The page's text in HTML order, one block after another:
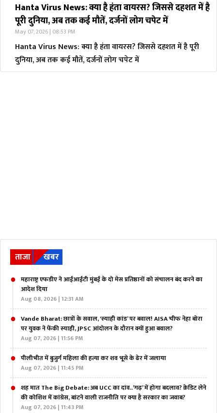
Hanta Virus News: क्या है हंता वायरस? जिससे दहशत में है
पूरी दुनिया, अब तक कई मौतें, दर्जनों लोग चपेट में
May 07, 2026 | 08:53 PM
Hanta Virus News: क्या है हंता वायरस? जिससे दहशत में है पूरी
दुनिया, अब तक कई मौतें, दर्जनों लोग चपेट में
ताजा खबर
महाराष्ट्र एफडीए ने आईआईटी मुंबई के दो मेस प्रतिष्ठानों को संचालन बंद करने का
आदेश दिया
Aug 08, 2026 | 12:31 AM
Vande Bharat: छात्रों के सवाल, ‘स्याही कांड’ पर बवाल! AISA चीफ नेहा बोरा
पर युवक ने फेंकी स्याही, JPSC आंदोलन के दौरान क्यों हुआ बवाल?
Aug 07, 2026 | 11:56 PM
पीलीभीत में बुजुर्ग महिला की हत्या कर शव भूसे के ढेर में जलाया
Aug 07, 2026 | 11:45 PM
शह मात The Big Debate: अब UCC का दांव..’गढ़’ में होगा बदलाव? क्रेडिट लेने
की कोशिश में कांग्रेस, बांटने वाली राजनीति पर क्या है सरकार का जवाब?
Aug 07, 2026 | 11:43 PM